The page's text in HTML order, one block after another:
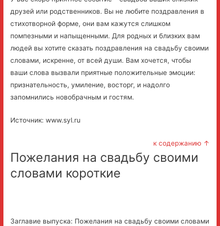
друзей или родственников. Вы не любите поздравления в
стихотворной форме, они вам кажутся слишком
помпезными и напыщенными. Для родных и близких вам
людей вы хотите сказать поздравления на свадьбу своими
словами, искренне, от всей души. Вам хочется, чтобы
ваши слова вызвали приятные положительные эмоции:
признательность, умиление, восторг, и надолго
запомнились новобрачным и гостям.
Источник: www.syl.ru
к содержанию ↑
Пожелания на свадьбу своими
словами короткие
Заглавие выпуска: Пожелания на свадьбу своими словами